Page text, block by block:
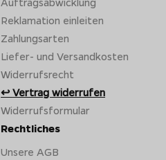
Reklamation einleiten
Zahlungsarten
Liefer- und Versandkosten
Widerrufsrecht
Vertrag widerrufen
Widerrufsformular
Rechtliches
Unsere AGB